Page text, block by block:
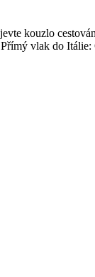
Přímý vlak do Itálie: